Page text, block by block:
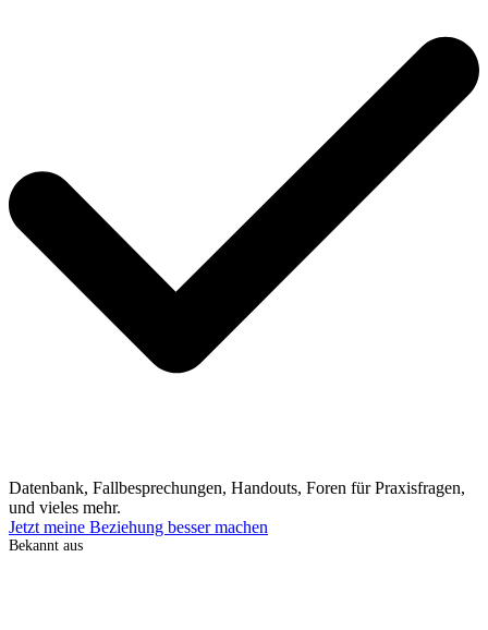
Datenbank, Fallbesprechungen, Handouts, Foren für Praxisfragen,
und vieles mehr.
Jetzt meine Beziehung besser machen
Bekannt aus